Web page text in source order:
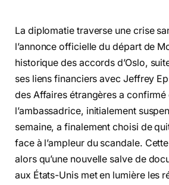
La diplomatie traverse une crise
l’annonce officielle du départ de
historique des accords d’Oslo,
ses liens financiers avec Jeffrey
des Affaires étrangères a
l’ambassadrice, initialement
semaine, a finalement choisi de
face à l’ampleur du scandale.
alors qu’une nouvelle salve de
aux États-Unis met en lumière les